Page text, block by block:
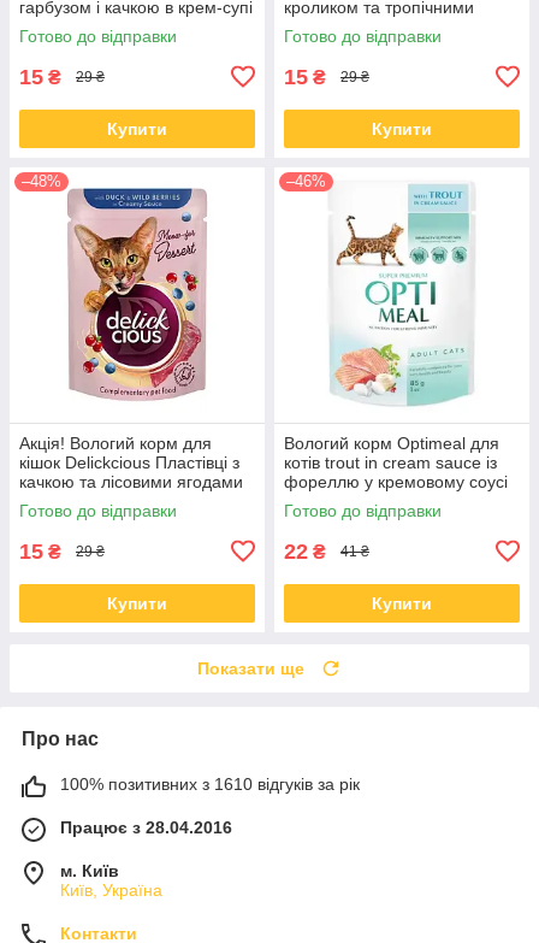
гарбузом і качкою в крем-супі
85 гр 12 шт
Готово до відправки
15 ₴ 29 ₴
Купити
кроликом та тропічними
фруктами у вершковому соусі
80 гр 12 шт
Готово до відправки
15 ₴ 29 ₴
Купити
–48%
Акція! Вологий корм для
кішок Delickcious Пластівці з
качкою та лісовими ягодами
у вершковому соусі 80 гр 12
шт
Готово до відправки
15 ₴ 29 ₴
Купити
–46%
Вологий корм Optimeal для
котів trout in cream sauce із
фореллю у кремовому соусі
85 гр * 12 шт
Готово до відправки
22 ₴ 41 ₴
Купити
Показати ще
Про нас
100% позитивних з 1610 відгуків за рік
Працює з 28.04.2016
м. Київ
Київ, Україна
Контакти